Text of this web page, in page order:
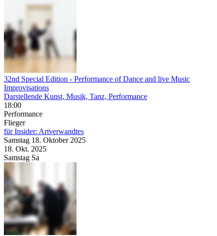
32nd Special Edition - Performance of Dance and live Music
Improvisations
Darstellende Kunst, Musik, Tanz, Performance
18:00
Performance
Flieger
für Insider: Artverwandtes
Samstag 18. Oktober 2025
18. Okt. 2025
Samstag Sa